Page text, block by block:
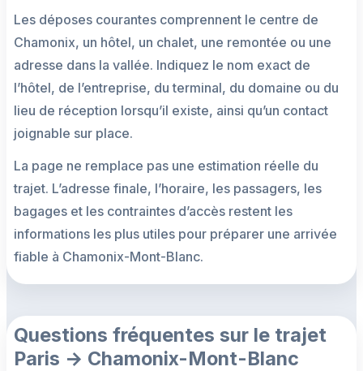
Les déposes courantes comprennent le centre de
Chamonix, un hôtel, un chalet, une remontée ou une
adresse dans la vallée. Indiquez le nom exact de
l’hôtel, de l’entreprise, du terminal, du domaine ou du
lieu de réception lorsqu’il existe, ainsi qu’un contact
joignable sur place.
La page ne remplace pas une estimation réelle du
trajet. L’adresse finale, l’horaire, les passagers, les
bagages et les contraintes d’accès restent les
informations les plus utiles pour préparer une arrivée
fiable à Chamonix-Mont-Blanc.
Questions fréquentes sur le trajet
Paris → Chamonix-Mont-Blanc